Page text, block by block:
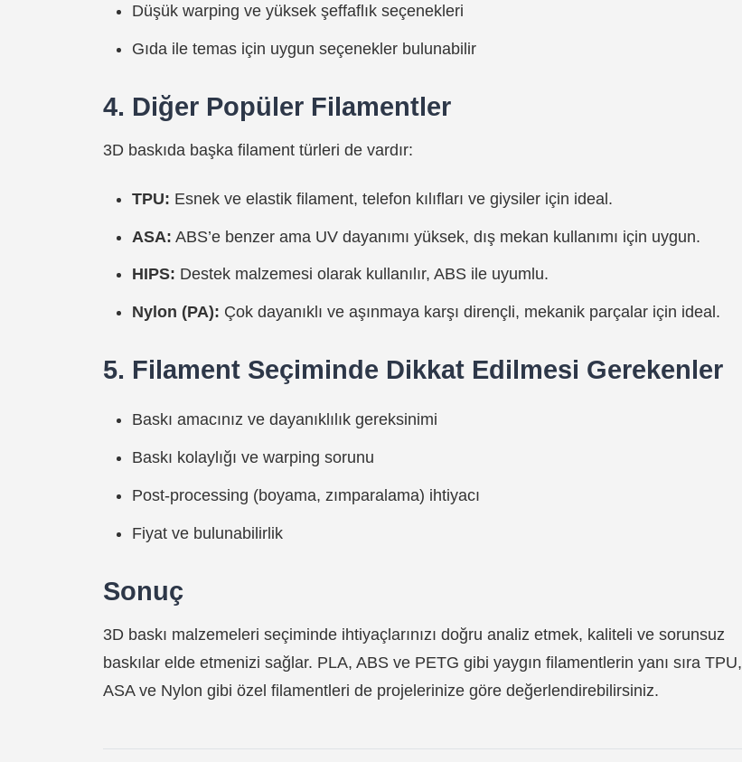
Düşük warping ve yüksek şeffaflık seçenekleri
Gıda ile temas için uygun seçenekler bulunabilir
4. Diğer Popüler Filamentler
3D baskıda başka filament türleri de vardır:
TPU: Esnek ve elastik filament, telefon kılıfları ve giysiler için ideal.
ASA: ABS’e benzer ama UV dayanımı yüksek, dış mekan kullanımı için uygun.
HIPS: Destek malzemesi olarak kullanılır, ABS ile uyumlu.
Nylon (PA): Çok dayanıklı ve aşınmaya karşı dirençli, mekanik parçalar için ideal.
5. Filament Seçiminde Dikkat Edilmesi Gerekenler
Baskı amacınız ve dayanıklılık gereksinimi
Baskı kolaylığı ve warping sorunu
Post-processing (boyama, zımparalama) ihtiyacı
Fiyat ve bulunabilirlik
Sonuç
3D baskı malzemeleri seçiminde ihtiyaçlarınızı doğru analiz etmek, kaliteli ve sorunsuz
baskılar elde etmenizi sağlar. PLA, ABS ve PETG gibi yaygın filamentlerin yanı sıra TPU,
ASA ve Nylon gibi özel filamentleri de projelerinize göre değerlendirebilirsiniz.